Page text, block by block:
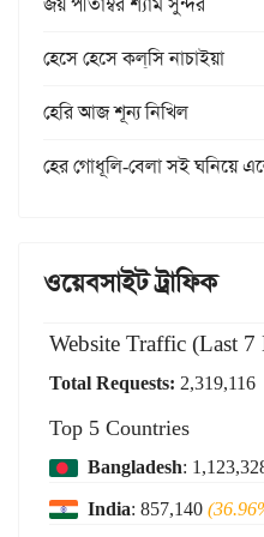
হেসে হেসে কল্‌সি নাচাইয়া
হেরি আজ শূন্য নিখিল
হের গোধূলি-বেলা সই ঘনিয়ে
ওয়েবসাইট ট্রাফিক
Website Traffic (Last 7
Total Requests: 2,319,116
Top 5 Countries
Bangladesh:
India: 857,140